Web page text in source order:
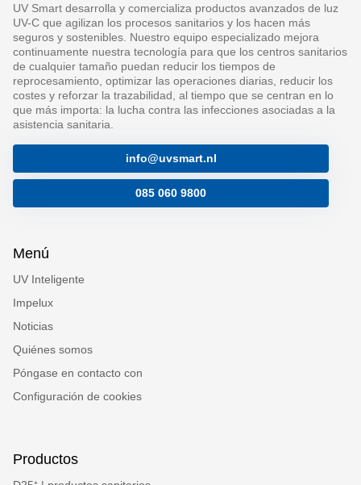
UV Smart desarrolla y comercializa productos avanzados de luz
UV-C que agilizan los procesos sanitarios y los hacen más
seguros y sostenibles. Nuestro equipo especializado mejora
continuamente nuestra tecnología para que los centros sanitarios
de cualquier tamaño puedan reducir los tiempos de
reprocesamiento, optimizar las operaciones diarias, reducir los
costes y reforzar la trazabilidad, al tiempo que se centran en lo
que más importa: la lucha contra las infecciones asociadas a la
asistencia sanitaria.
info@uvsmart.nl
085 060 9800
Menú
UV Inteligente
Impelux
Noticias
Quiénes somos
Póngase en contacto con
Configuración de cookies
Productos